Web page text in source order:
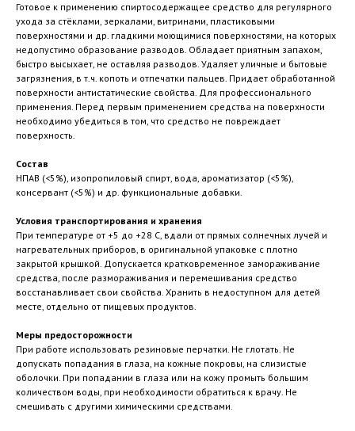
Готовое к применению спиртосодержащее средство для регулярного
ухода за стёклами, зеркалами, витринами, пластиковыми
поверхностями и др. гладкими моющимися поверхностями, на которых
недопустимо образование разводов. Обладает приятным запахом,
быстро высыхает, не оставляя разводов. Удаляет уличные и бытовые
загрязнения, в т.ч. копоть и отпечатки пальцев. Придает обработанной
поверхности антистатические свойства. Для профессионального
применения. Перед первым применением средства на поверхности
необходимо убедиться в том, что средство не повреждает
поверхность.
Состав
НПАВ (<5%), изопропиловый спирт, вода, ароматизатор (<5%),
консервант (<5%) и др. функциональные добавки.
Условия транспортирования и хранения
При температуре от +5 до +28 C, вдали от прямых солнечных лучей и
нагревательных приборов, в оригинальной упаковке с плотно
закрытой крышкой. Допускается кратковременное замораживание
средства, после размораживания и перемешивания средство
восстанавливает свои свойства. Хранить в недоступном для детей
месте, отдельно от пищевых продуктов.
Меры предосторожности
При работе использовать резиновые перчатки. Не глотать. Не
допускать попадания в глаза, на кожные покровы, на слизистые
оболочки. При попадании в глаза или на кожу промыть большим
количеством воды, при необходимости обратиться к врачу. Не
смешивать с другими химическими средствами.